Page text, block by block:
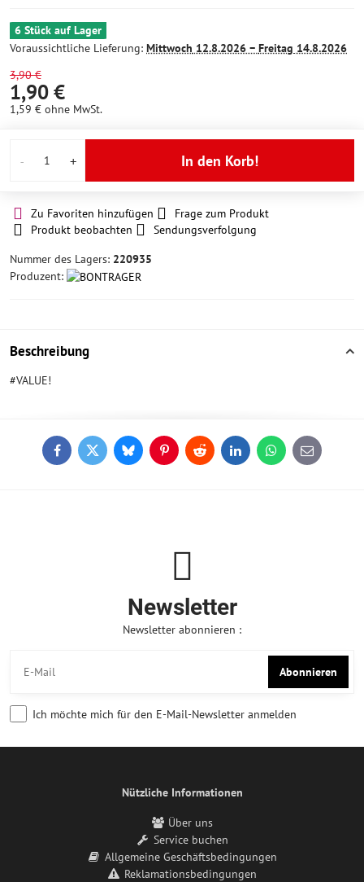
6 Stück auf Lager
Voraussichtliche Lieferung: Mittwoch 12.8.2026 − Freitag 14.8.2026
3,90 €
1,90 €
1,59 € ohne MwSt.
In den Korb!
Zu Favoriten hinzufügen
Frage zum Produkt
Produkt beobachten
Sendungsverfolgung
Nummer des Lagers: 220935
Produzent:
Beschreibung
#VALUE!
FacebookTwitterBlueskyPinterestReddit LinkedInWhatsApp
E-
mail
Newsletter
Newsletter abonnieren :
Abonnieren
Ich möchte mich für den E-Mail-Newsletter anmelden
Nützliche Informationen
Über uns
Service buchen
Allgemeine Geschäftsbedingungen
Reklamationsbedingungen